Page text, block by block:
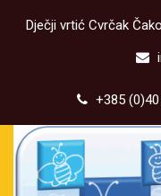
Dječji vrtić Cvrčak
+385